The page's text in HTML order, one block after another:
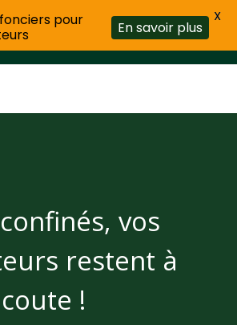
vos
restent à
!
fonciers pour
En savoir plus
X